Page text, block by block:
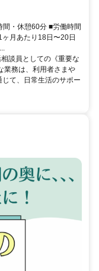
・休憩60分 ■労働時間
月あたり18日〜20日
談員としての《重要な
業務は、利用者さまや
て、日常生活のサポー